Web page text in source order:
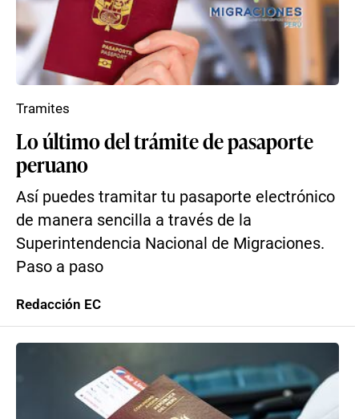
Lo último del trámite de pasaporte
peruano
Así puedes tramitar tu pasaporte electrónico
de manera sencilla a través de la
Superintendencia Nacional de Migraciones.
Paso a paso
Tramites
Redacción EC